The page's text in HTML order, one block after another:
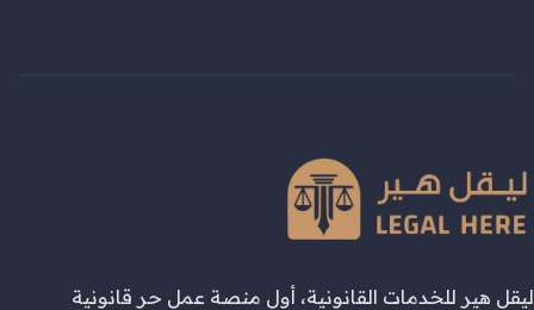
ليقل هير للخدمات القانونية، أول منصة عمل حر قانونية